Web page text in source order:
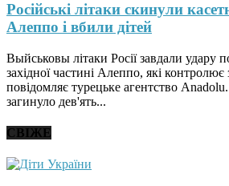
Російські літаки скинули
Алеппо і вбили дітей
Выйськовы літаки Росії завдали удару
західної частині Алеппо, які контролює
повідомляє турецьке агентство
загинуло дев'ять...
СВІЖЕ